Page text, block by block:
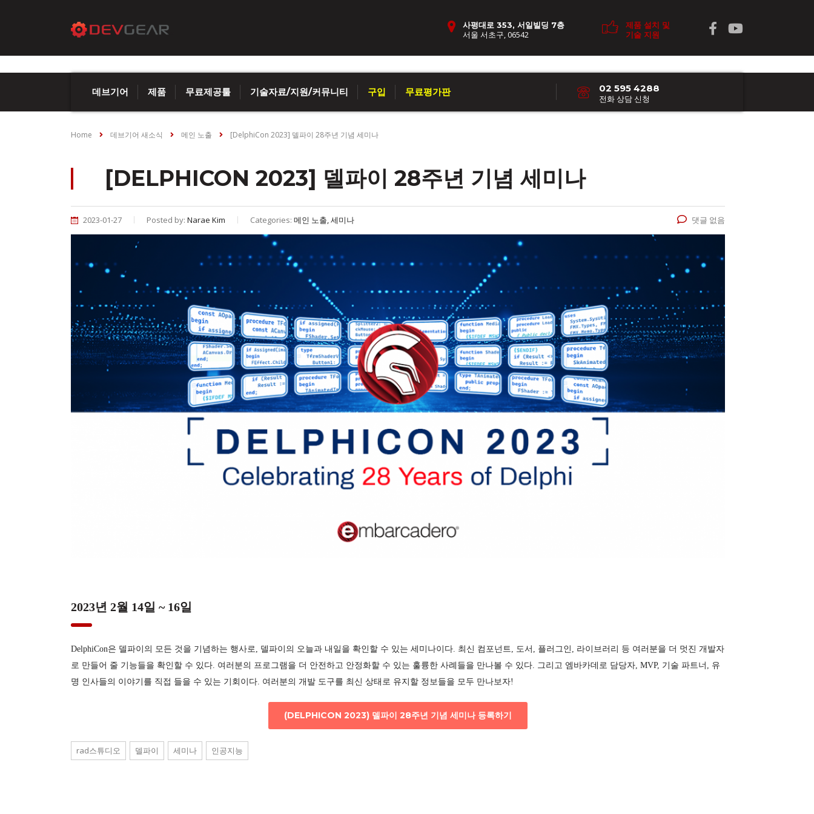
제품 설치 및
기술 지원
사평대로 353, 서일빌딩 7층
서울 서초구, 06542
데브기어 제품 무료제공툴 기술자료/지원/커뮤니티 구입 무료평가판 02 595 4288
전화 상담 신청
Home 데브기어 새소식 메인 노출 [DelphiCon 2023] 델파이 28주년 기념 세미나
[DELPHICON 2023] 델파이 28주년 기념 세미나
2023-01-27 Posted by: Narae Kim Categories: 메인 노출, 세미나 댓글 없음
2023년 2월 14일 ~ 16일
DelphiCon은 델파이의 모든 것을 기념하는 행사로, 델파이의 오늘과 내일을 확인할 수 있는 세미나이다. 최신 컴포넌트, 도서, 플러그인, 라이브러리 등 여러분을 더 멋진 개발자
로 만들어 줄 기능들을 확인할 수 있다. 여러분의 프로그램을 더 안전하고 안정화할 수 있는 훌륭한 사례들을 만나볼 수 있다. 그리고 엠바카데로 담당자, MVP, 기술 파트너, 유
명 인사들의 이야기를 직접 들을 수 있는 기회이다. 여러분의 개발 도구를 최신 상태로 유지할 정보들을 모두 만나보자!
(DELPHICON 2023) 델파이 28주년 기념 세미나 등록하기
rad스튜디오 델파이 세미나 인공지능